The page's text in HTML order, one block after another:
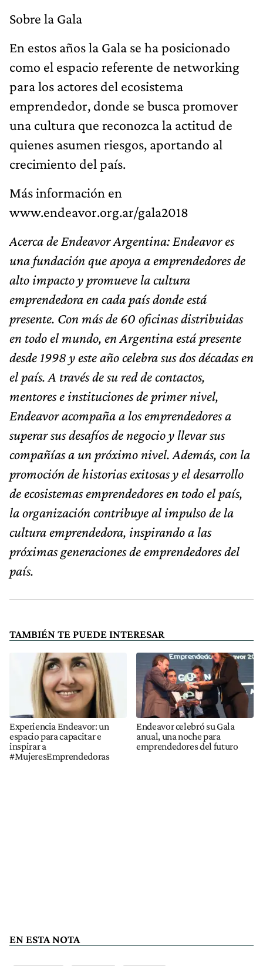
Sobre la Gala
En estos años la Gala se ha posicionado
como el espacio referente de networking
para los actores del ecosistema
emprendedor, donde se busca promover
una cultura que reconozca la actitud de
quienes asumen riesgos, aportando al
crecimiento del país.
Más información en
www.endeavor.org.ar/gala2018
Acerca de Endeavor Argentina: Endeavor es
una fundación que apoya a emprendedores de
alto impacto y promueve la cultura
emprendedora en cada país donde está
presente. Con más de 60 oficinas distribuidas
en todo el mundo, en Argentina está presente
desde 1998 y este año celebra sus dos décadas en
el país. A través de su red de contactos,
mentores e instituciones de primer nivel,
Endeavor acompaña a los emprendedores a
superar sus desafíos de negocio y llevar sus
compañías a un próximo nivel. Además, con la
promoción de historias exitosas y el desarrollo
de ecosistemas emprendedores en todo el país,
la organización contribuye al impulso de la
cultura emprendedora, inspirando a las
próximas generaciones de emprendedores del
país.
TAMBIÉN TE PUEDE INTERESAR
Experiencia Endeavor: un
espacio para capacitar e
inspirar a
#MujeresEmprendedoras
Endeavor celebró su Gala
anual, una noche para
emprendedores del futuro
EN ESTA NOTA